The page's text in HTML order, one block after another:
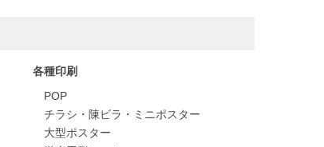
各種印刷
POP
チラシ・陳ビラ・ミニポスター
大型ポスター